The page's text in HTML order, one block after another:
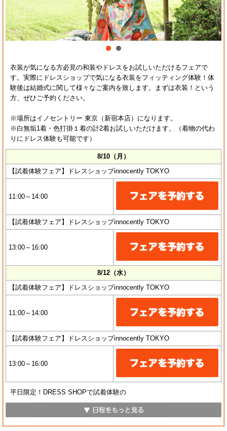
衣装が気になる方必見の和装やドレスをお試しいただけるフェアで
す。実際にドレスショップで気になる衣装をフィッティング体験！体
験後は結婚式に関して様々なご案内を致します。まずは衣装！という
方、ぜひご予約ください。
※場所はイノセントリー 東京（新宿本店）になります。
※白無垢1着・色打掛１着の計2着お試しいただけます。（着物の代わ
りにドレス体験も可能です）
8/10（月）
【試着体験フェア】ドレスショップinnocently TOKYO
11:00～14:00
【試着体験フェア】ドレスショップinnocently TOKYO
13:00～16:00
8/12（水）
【試着体験フェア】ドレスショップinnocently TOKYO
11:00～14:00
【試着体験フェア】ドレスショップinnocently TOKYO
13:00～16:00
平日限定！DRESS SHOPで試着体験の